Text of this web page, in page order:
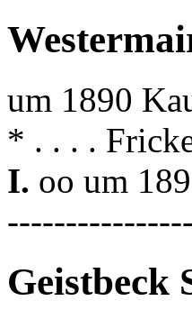
um 1890
* . . . .
I. oo um
Geistbeck